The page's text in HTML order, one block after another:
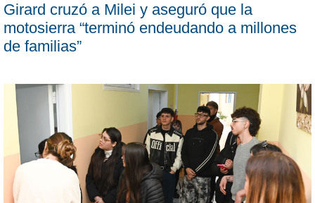
Girard cruzó a Milei y aseguró que la
motosierra “terminó endeudando a millones
de familias”